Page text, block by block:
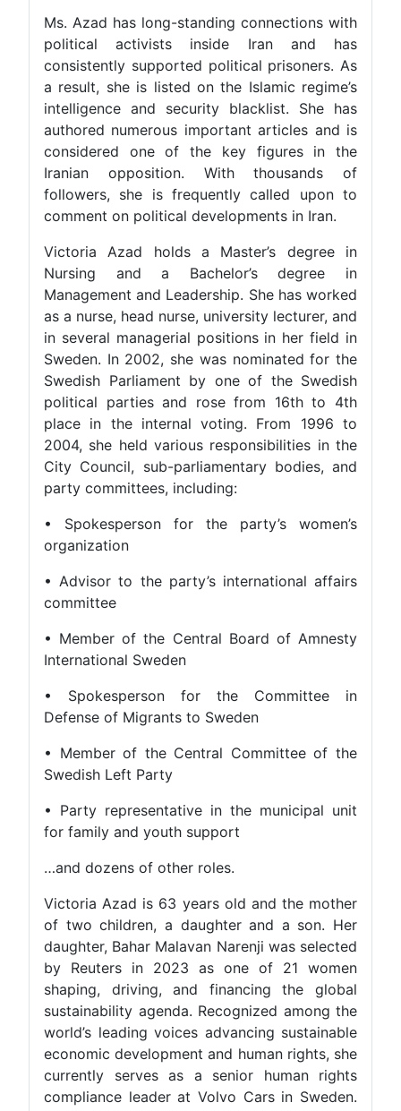
Ms. Azad has long-standing connections with
political activists inside Iran and has
consistently supported political prisoners. As
a result, she is listed on the Islamic regime’s
intelligence and security blacklist. She has
authored numerous important articles and is
considered one of the key figures in the
Iranian opposition. With thousands of
followers, she is frequently called upon to
comment on political developments in Iran.
Victoria Azad holds a Master’s degree in
Nursing and a Bachelor’s degree in
Management and Leadership. She has worked
as a nurse, head nurse, university lecturer, and
in several managerial positions in her field in
Sweden. In 2002, she was nominated for the
Swedish Parliament by one of the Swedish
political parties and rose from 16th to 4th
place in the internal voting. From 1996 to
2004, she held various responsibilities in the
City Council, sub-parliamentary bodies, and
party committees, including:
• Spokesperson for the party’s women’s
organization
• Advisor to the party’s international affairs
committee
• Member of the Central Board of Amnesty
International Sweden
• Spokesperson for the Committee in
Defense of Migrants to Sweden
• Member of the Central Committee of the
Swedish Left Party
• Party representative in the municipal unit
for family and youth support
…and dozens of other roles.
Victoria Azad is 63 years old and the mother
of two children, a daughter and a son. Her
daughter, Bahar Malavan Narenji was selected
by Reuters in 2023 as one of 21 women
shaping, driving, and financing the global
sustainability agenda. Recognized among the
world’s leading voices advancing sustainable
economic development and human rights, she
currently serves as a senior human rights
compliance leader at Volvo Cars in Sweden.